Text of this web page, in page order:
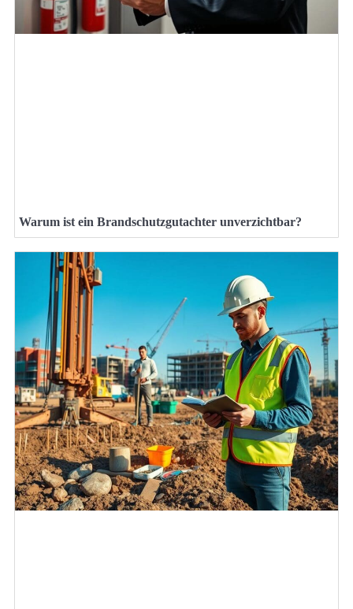
Warum ist ein Brandschutzgutachter unverzichtbar?